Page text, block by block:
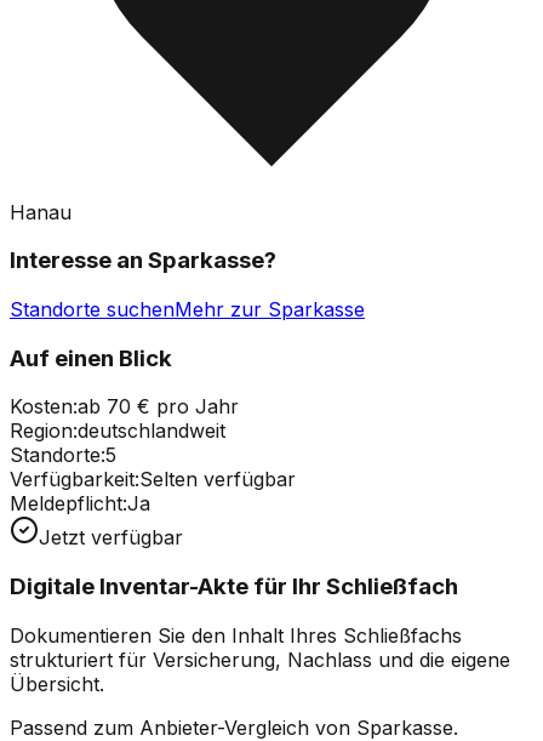
Hanau
Interesse an Sparkasse?
Standorte suchenMehr zur Sparkasse
Auf einen Blick
Kosten:ab 70 € pro Jahr
Region:deutschlandweit
Standorte:5
Verfügbarkeit:Selten verfügbar
Meldepflicht:Ja
Jetzt verfügbar
Digitale Inventar-Akte für Ihr Schließfach
Dokumentieren Sie den Inhalt Ihres Schließfachs
strukturiert für Versicherung, Nachlass und die eigene
Übersicht.
Passend zum Anbieter-Vergleich von Sparkasse.